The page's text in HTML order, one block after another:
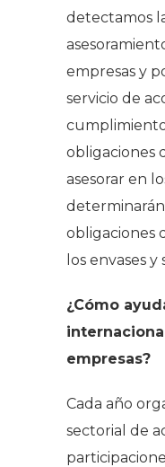
detectamos
empresas y
servicio de
obligaciones
asesorar en
obligaciones
los envases y
¿Cómo
empresas?
Cada año
sectorial de